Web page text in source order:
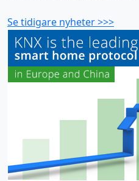
Se tidigare nyheter >>>